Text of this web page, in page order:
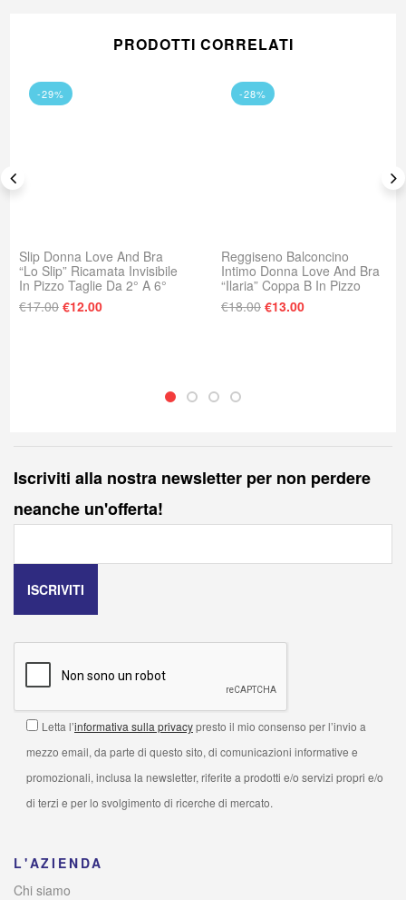
PRODOTTI CORRELATI
-29%
Slip Donna Love And Bra
“Lo Slip” Ricamata Invisibile
In Pizzo Taglie Da 2° A 6°
€17.00 Il prezzo originale era: €17.00.
€12.00Il prezzo attuale è: €12.00.
-28%
Reggiseno Balconcino
Intimo Donna Love And Bra
“Ilaria” Coppa B In Pizzo
€18.00 Il prezzo originale
€13.00Il prezzo
Iscriviti alla nostra newsletter per non perdere
neanche un'offerta!
Letta l’informativa sulla privacypresto il mio consenso per l’invio a
mezzo email, da parte di questo sito, di comunicazioni informative e
promozionali, inclusa la newsletter, riferite a prodotti e/o servizi propri e/o
di terzi e per lo svolgimento di ricerche di mercato.
L'AZIENDA
Chi siamo